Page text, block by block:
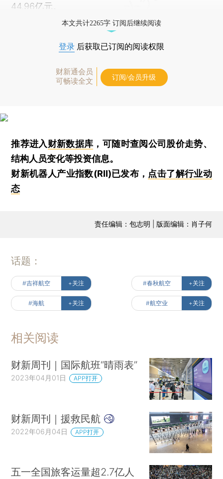
44.96亿元。
本文共计2265字 订阅后继续阅读
登录 后获取已订阅的阅读权限
财新通会员
可畅读全文
订阅/会员升级
推荐进入财新数据库 ，可随时查阅公司股价走势、
结构人员变化等投资信息。
财新机器人产业指数(RII)已发布， 点击了解行业动
态
责任编辑：包志明 | 版面编辑：肖子何
话题：
#吉祥航空 +关注 #春秋航空 +关注
#海航 +关注 #航空业 +关注
相关阅读
财新周刊｜国际航班“晴雨表”
2023年04月01日 APP打开
财新周刊｜援救民航
2022年06月04日 APP打开
五一全国旅客运量超2.7亿人